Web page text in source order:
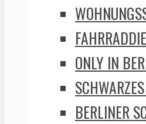
ONLY IN
BERLINER